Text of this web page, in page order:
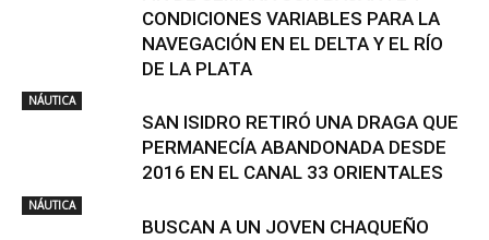
CONDICIONES VARIABLES PARA LA
NAVEGACIÓN EN EL DELTA Y EL RÍO
DE LA PLATA
NÁUTICA
SAN ISIDRO RETIRÓ UNA DRAGA QUE
PERMANECÍA ABANDONADA DESDE
2016 EN EL CANAL 33 ORIENTALES
NÁUTICA
BUSCAN A UN JOVEN CHAQUEÑO